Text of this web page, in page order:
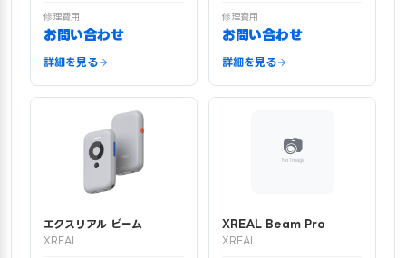
修理費用
お問い合わせ
詳細を見る
修理費用
お問い合わせ
詳細を見る
エクスリアル ビーム
XREAL
XREAL Beam Pro
XREAL